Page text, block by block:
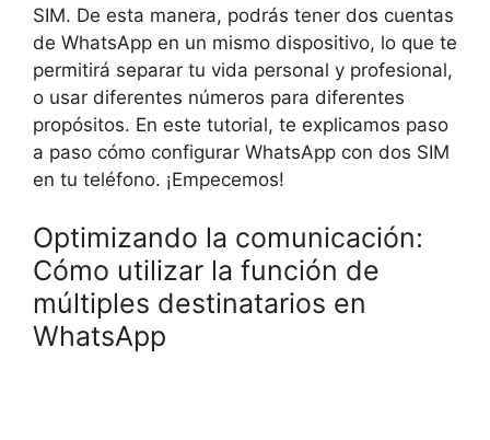
SIM. De esta manera, podrás tener dos cuentas
de WhatsApp en un mismo dispositivo, lo que te
permitirá separar tu vida personal y profesional,
o usar diferentes números para diferentes
propósitos. En este tutorial, te explicamos paso
a paso cómo configurar WhatsApp con dos SIM
en tu teléfono. ¡Empecemos!
Optimizando la comunicación:
Cómo utilizar la función de
múltiples destinatarios en
WhatsApp